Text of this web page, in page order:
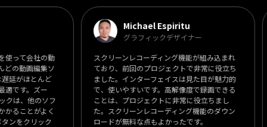
社の動
編集ソ
んど
ズー
ソフ
がよく
ック
Michael Espiritu
グラフィックデザイナー
スクリーンレコーディング機能が組み込まれ
ており、前回のプロジェクトで非常に役立ち
ました。インターフェイスは見た目が魅力的
で、使いやすいです。高解像度で録画できる
ことは、プロジェクトに非常に役立ちまし
た。スクリーンレコーディング機能のダウン
ロードが無料な点もよかったです。